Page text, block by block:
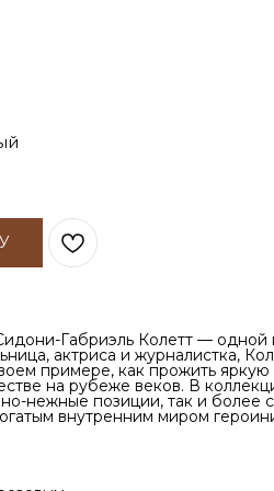
Габриэль Колетт — одной
актриса и журналистка,
примере, как прожить
на рубеже веков. В
нежные позиции, так и более
внутренним миром